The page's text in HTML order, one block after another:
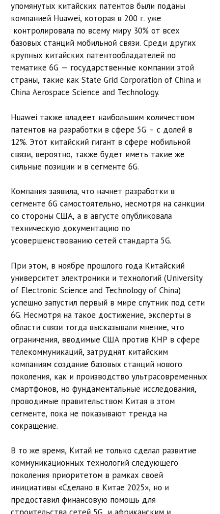
упомянутых китайских патентов были поданы
компанией Huawei, которая в 200 г. уже
контролировала по всему миру 30% от всех
базовых станций мобильной связи. Среди других
крупных китайских патентообладателей по
тематике 6G — государственные компании этой
страны, такие как State Grid Corporation of China и
China Aerospace Science and Technology.
Huawei также владеет наибольшим количеством
патентов на разработки в сфере 5G – с долей в
12%. Этот китайский гигант в сфере мобильной
связи, вероятно, также будет иметь такие же
сильные позиции и в сегменте 6G.
Компания заявила, что начнет разработки в
сегменте 6G самостоятельно, несмотря на санкции
со стороны США, а в августе опубликовала
техническую документацию по
усовершенствованию сетей стандарта 5G.
При этом, в ноябре прошлого года Китайский
университет электроники и технологий (University
of Electronic Science and Technology of China)
успешно запустил первый в мире спутник под сети
6G. Несмотря на такое достижение, эксперты в
области связи тогда высказывали мнение, что
ограничения, вводимые США против КНР в сфере
телекоммуникаций, затруднят китайским
компаниям создание базовых станций нового
поколения, как и производство ультрасовременных
смартфонов, но фундаментальные исследования,
проводимые правительством Китая в этом
сегменте, пока не показывают тренда на
сокращение.
В то же время, Китай не только сделал развитие
коммуникационных технологий следующего
поколения приоритетом в рамках своей
инициативы «Сделано в Китае 2025», но и
предоставил финансовую помощь для